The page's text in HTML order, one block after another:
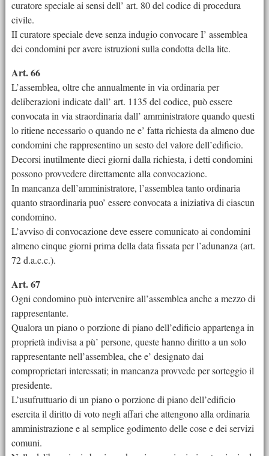
curatore speciale ai sensi dell’ art. 80 del codice di procedura
civile.
II curatore speciale deve senza indugio convocare I’ assemblea
dei condomini per avere istruzioni sulla condotta della lite.
Art. 66
L’assemblea, oltre che annualmente in via ordinaria per
deliberazioni indicate dall’ art. 1135 del codice, può essere
convocata in via straordinaria dall’ amministratore quando questi
lo ritiene necessario o quando ne e’ fatta richiesta da almeno due
condomini che rappresentino un sesto del valore dell’edificio.
Decorsi inutilmente dieci giorni dalla richiesta, i detti condomini
possono provvedere direttamente alla convocazione.
In mancanza dell’amministratore, l’assemblea tanto ordinaria
quanto straordinaria puo’ essere convocata a iniziativa di ciascun
condomino.
L’avviso di convocazione deve essere comunicato ai condomini
almeno cinque giorni prima della data fissata per l’adunanza (art.
72 d.a.c.c.).
Art. 67
Ogni condomino può intervenire all’assemblea anche a mezzo di
rappresentante.
Qualora un piano o porzione di piano dell’edificio appartenga in
proprietà indivisa a pù’ persone, queste hanno diritto a un solo
rappresentante nell’assemblea, che e’ designato dai
comproprietari interessati; in mancanza provvede per sorteggio il
presidente.
L’usufruttuario di un piano o porzione di piano dell’edificio
esercita il diritto di voto negli affari che attengono alla ordinaria
amministrazione e al semplice godimento delle cose e dei servizi
comuni.